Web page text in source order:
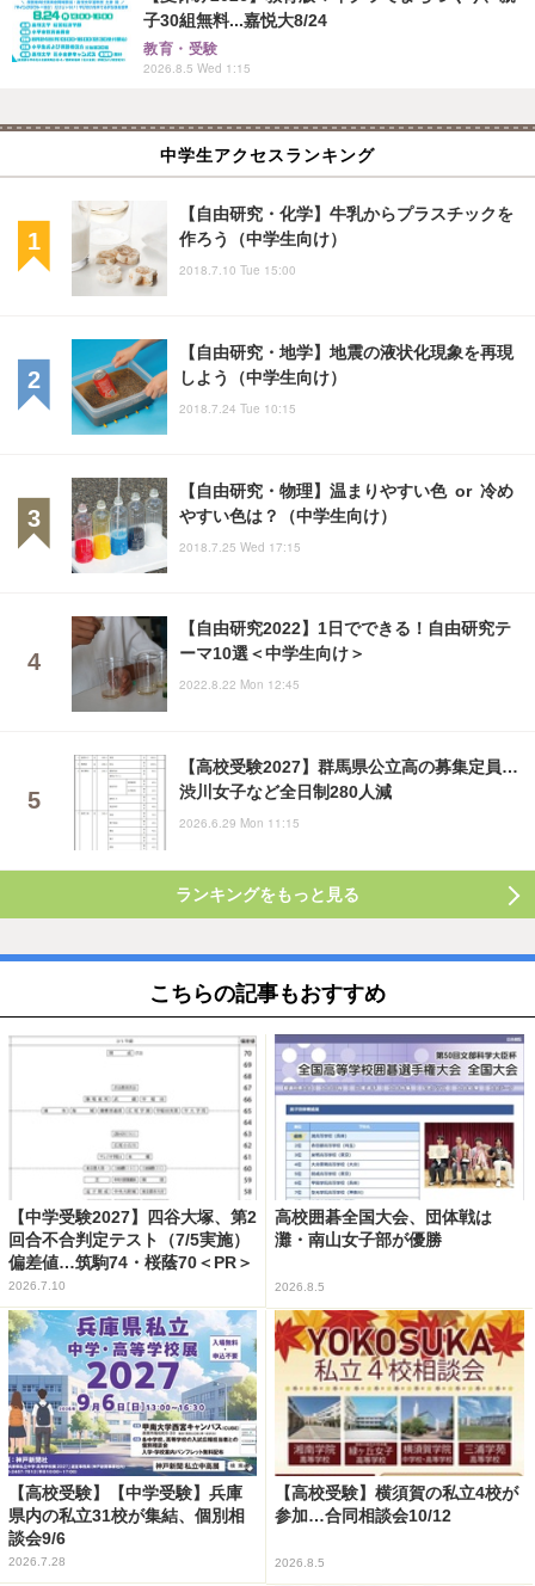
子30組無料...嘉悦大8/24
教育・受験
2026.8.5 Wed 1:15
中学生アクセスランキング
【自由研究・化学】牛乳からプラスチックを
作ろう（中学生向け）
2018.7.10 Tue 15:00
【自由研究・地学】地震の液状化現象を再現
しよう（中学生向け）
2018.7.24 Tue 10:15
【自由研究・物理】温まりやすい色 or 冷め
やすい色は？（中学生向け）
2018.7.25 Wed 17:15
【自由研究2022】1日でできる！自由研究テ
ーマ10選＜中学生向け＞
2022.8.22 Mon 12:45
【高校受験2027】群馬県公立高の募集定員…
渋川女子など全日制280人減
2026.6.29 Mon 11:15
ランキングをもっと見る
こちらの記事もおすすめ
【中学受験2027】四谷大塚、第2
回合不合判定テスト（7/5実施）
偏差値…筑駒74・桜蔭70＜PR＞
2026.7.10
高校囲碁全国大会、団体戦は
灘・南山女子部が優勝
2026.8.5
【高校受験】【中学受験】兵庫
県内の私立31校が集結、個別相
談会9/6
2026.7.28
【高校受験】横須賀の私立4校が
参加…合同相談会10/12
2026.8.5